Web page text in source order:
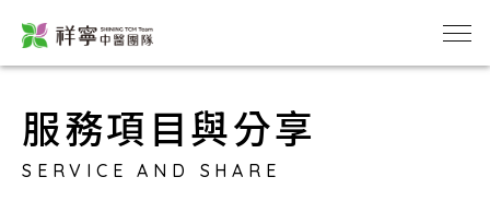
服務項目與分享
SERVICE AND SHARE